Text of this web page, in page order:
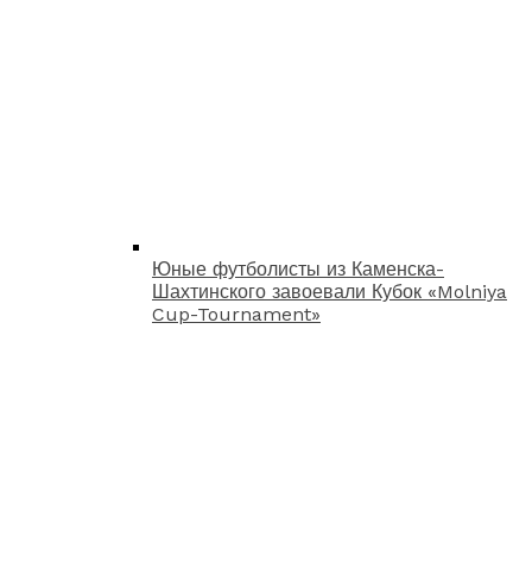
Юные футболисты из Каменска-
Шахтинского завоевали Кубок «Molniya
Cup-Tournament»